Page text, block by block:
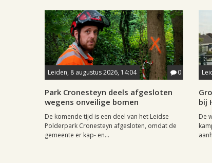
Leiden, 8 augustus 2026, 14:04 0
Park Cronesteyn deels afgesloten
wegens onveilige bomen
De komende tijd is een deel van het Leidse
Polderpark Cronesteyn afgesloten, omdat de
gemeente er kap- en...
bij
De